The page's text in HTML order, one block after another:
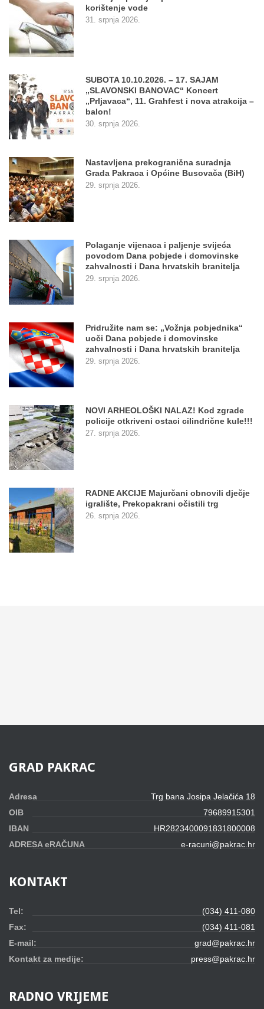
korištenje vode
31. srpnja 2026.
SUBOTA 10.10.2026. – 17. SAJAM
„SLAVONSKI BANOVAC“ Koncert
„Prljavaca“, 11. Grahfest i nova atrakcija –
balon!
30. srpnja 2026.
Nastavljena prekogranična suradnja
Grada Pakraca i Općine Busovača (BiH)
29. srpnja 2026.
Polaganje vijenaca i paljenje svijeća
povodom Dana pobjede i domovinske
zahvalnosti i Dana hrvatskih branitelja
29. srpnja 2026.
Pridružite nam se: „Vožnja pobjednika“
uoči Dana pobjede i domovinske
zahvalnosti i Dana hrvatskih branitelja
29. srpnja 2026.
NOVI ARHEOLOŠKI NALAZ! Kod zgrade
policije otkriveni ostaci cilindrične kule!!!
27. srpnja 2026.
RADNE AKCIJE Majurčani obnovili dječje
igralište, Prekopakrani očistili trg
26. srpnja 2026.
GRAD PAKRAC
Adresa
Trg bana Josipa Jelačića 18
OIB
79689915301
IBAN
HR2823400091831800008
ADRESA eRAČUNA
e-racuni@pakrac.hr
KONTAKT
Tel:
(034) 411-080
Fax:
(034) 411-081
E-mail:
grad@pakrac.hr
Kontakt za medije:
press@pakrac.hr
RADNO VRIJEME